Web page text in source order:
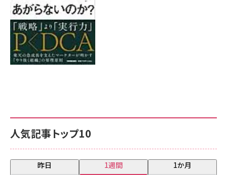
人気記事トップ10
昨日 1週間 1か月